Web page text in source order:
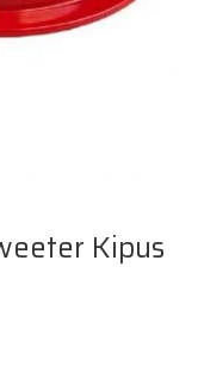
Kipus